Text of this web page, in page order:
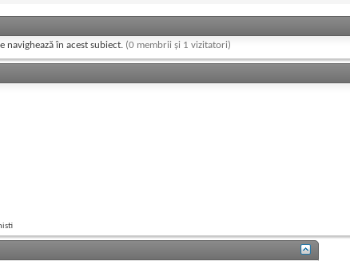
navighează în acest subiect. (0 membrii și 1 vizitatori)